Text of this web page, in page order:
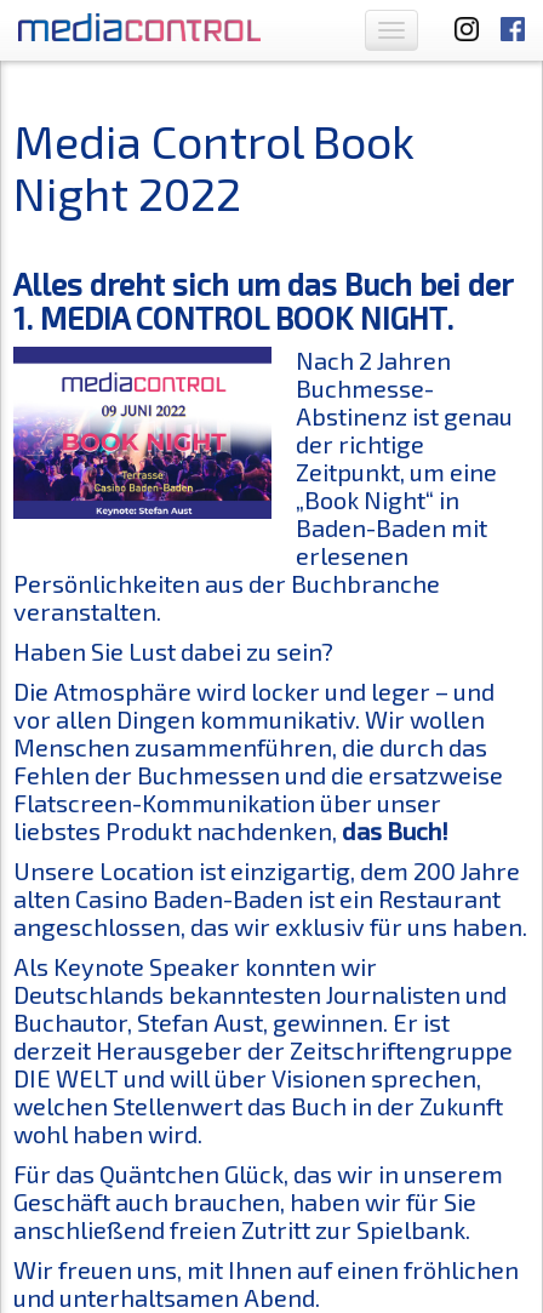
Toggle
navigation
Media Control Book
Night 2022
Alles dreht sich um das Buch bei der
1. MEDIA CONTROL BOOK NIGHT.
Nach 2 Jahren
Buchmesse-
Abstinenz ist genau
der richtige
Zeitpunkt, um eine
„Book Night“ in
Baden-Baden mit
erlesenen
Persönlichkeiten aus der Buchbranche
veranstalten.
Haben Sie Lust dabei zu sein?
Die Atmosphäre wird locker und leger – und
vor allen Dingen kommunikativ. Wir wollen
Menschen zusammenführen, die durch das
Fehlen der Buchmessen und die ersatzweise
Flatscreen-Kommunikation über unser
liebstes Produkt nachdenken, das Buch!
Unsere Location ist einzigartig, dem 200 Jahre
alten Casino Baden-Baden ist ein Restaurant
angeschlossen, das wir exklusiv für uns haben.
Als Keynote Speaker konnten wir
Deutschlands bekanntesten Journalisten und
Buchautor, Stefan Aust, gewinnen. Er ist
derzeit Herausgeber der Zeitschriftengruppe
DIE WELT und will über Visionen sprechen,
welchen Stellenwert das Buch in der Zukunft
wohl haben wird.
Für das Quäntchen Glück, das wir in unserem
Geschäft auch brauchen, haben wir für Sie
anschließend freien Zutritt zur Spielbank.
Wir freuen uns, mit Ihnen auf einen fröhlichen
und unterhaltsamen Abend.